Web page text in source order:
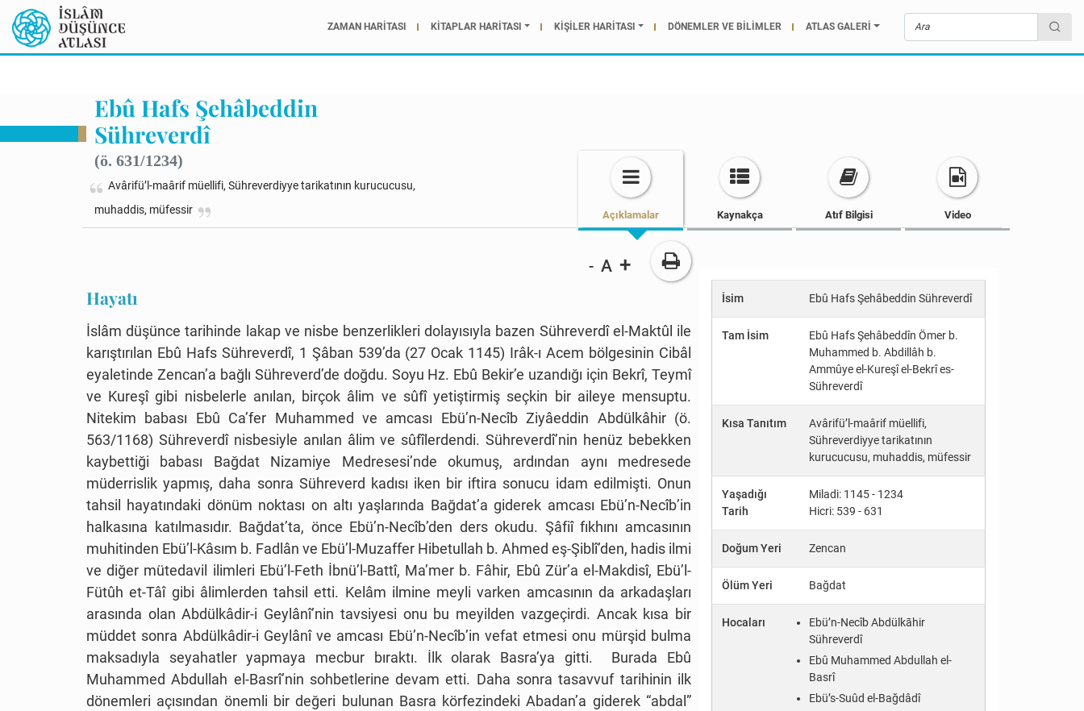
ZAMAN HARİTASI KİTAPLAR HARİTASI KİŞİLER HARİTASI DÖNEMLER VE BİLİMLER ATLAS GALERİ
Ebû Hafs Şehâbeddin
Sühreverdî
(ö. 631/1234)
Avârifü’l-maârif müellifi, Sühreverdiyye tarikatının kurucucusu,
muhaddis, müfessir
Açıklamalar Kaynakça Atıf Bilgisi Video
- A +
Hayatı
İslâm düşünce tarihinde lakap ve nisbe benzerlikleri dolayısıyla bazen Sühreverdî el-Maktûl ile
karıştırılan Ebû Hafs Sühreverdî, 1 Şâban 539’da (27 Ocak 1145) Irâk-ı Acem bölgesinin Cibâl
eyaletinde Zencan’a bağlı Sühreverd’de doğdu. Soyu Hz. Ebû Bekir’e uzandığı için Bekrî, Teymî
ve Kureşî gibi nisbelerle anılan, birçok âlim ve sûfî yetiştirmiş seçkin bir aileye mensuptu.
Nitekim babası Ebû Ca’fer Muhammed ve amcası Ebü’n-Necîb Ziyâeddin Abdülkâhir (ö.
563/1168) Sühreverdî nisbesiyle anılan âlim ve sûfîlerdendi. Sühreverdî’nin henüz bebekken
kaybettiği babası Bağdat Nizamiye Medresesi’nde okumuş, ardından aynı medresede
müderrislik yapmış, daha sonra Sühreverd kadısı iken bir iftira sonucu idam edilmişti. Onun
tahsil hayatındaki dönüm noktası on altı yaşlarında Bağdat’a giderek amcası Ebü’n-Necîb’in
halkasına katılmasıdır. Bağdat’ta, önce Ebü’n-Necîb’den ders okudu. Şâfiî fıkhını amcasının
muhitinden Ebü’l-Kâsım b. Fadlân ve Ebü’l-Muzaffer Hibetullah b. Ahmed eş-Şiblî’den, hadis ilmi
ve diğer mütedavil ilimleri Ebü’l-Feth İbnü’l-Battî, Ma’mer b. Fâhir, Ebû Zür’a el-Makdisî, Ebü’l-
Fütûh et-Tâî gibi âlimlerden tahsil etti. Kelâm ilmine meyli varken amcasının da arkadaşları
arasında olan Abdülkâdir-i Geylânî’nin tavsiyesi onu bu meyilden vazgeçirdi. Ancak kısa bir
müddet sonra Abdülkâdir-i Geylânî ve amcası Ebü’n-Necîb’in vefat etmesi onu mürşid bulma
maksadıyla seyahatler yapmaya mecbur bıraktı. İlk olarak Basra’ya gitti. Burada Ebû
Muhammed Abdullah el-Basrî’nin sohbetlerine devam etti. Daha sonra tasavvuf tarihinin ilk
dönemleri açısından önemli bir değeri bulunan Basra körfezindeki Abadan’a giderek “abdal”
İsim Ebû Hafs Şehâbeddin Sühreverdî
Tam İsim
Ebû Hafs Şehâbeddîn Ömer b.
Muhammed b. Abdillâh b.
Ammûye el-Kureşî el-Bekrî es-
Sühreverdî
Kısa Tanıtım
Avârifü’l-maârif müellifi,
Sühreverdiyye tarikatının
kurucucusu, muhaddis, müfessir
Yaşadığı
Tarih
Miladi: 1145 - 1234
Hicri: 539 - 631
Doğum Yeri Zencan
Ölüm Yeri Bağdat
Hocaları
Ebü’n-Necîb Abdülkāhir
Sühreverdî
Ebû Muhammed Abdullah el-
Basrî
Ebü’s-Suûd el-Bağdâdî